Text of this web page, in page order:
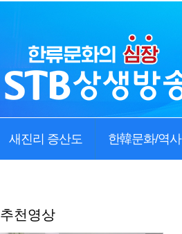
새진리 증산도 한韓문화/역사
추천영상